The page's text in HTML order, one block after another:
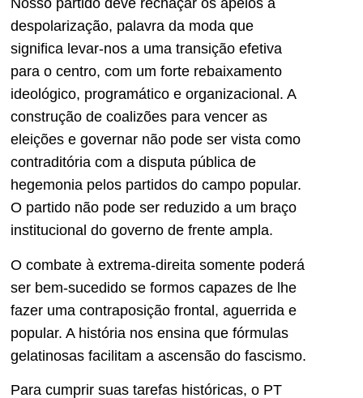
Nosso partido deve rechaçar os apelos à
despolarização, palavra da moda que
significa levar-nos a uma transição efetiva
para o centro, com um forte rebaixamento
ideológico, programático e organizacional. A
construção de coalizões para vencer as
eleições e governar não pode ser vista como
contraditória com a disputa pública de
hegemonia pelos partidos do campo popular.
O partido não pode ser reduzido a um braço
institucional do governo de frente ampla.
O combate à extrema-direita somente poderá
ser bem-sucedido se formos capazes de lhe
fazer uma contraposição frontal, aguerrida e
popular. A história nos ensina que fórmulas
gelatinosas facilitam a ascensão do fascismo.
Para cumprir suas tarefas históricas, o PT